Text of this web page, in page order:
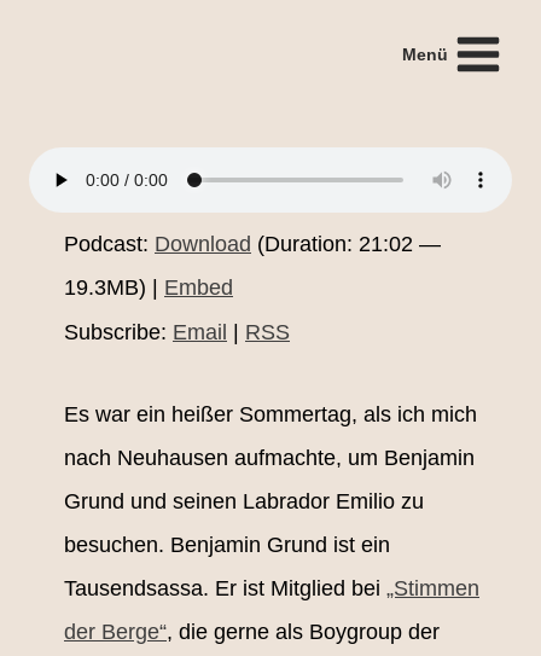
Menü
Podcast: Download (Duration: 21:02 —
19.3MB) | Embed
Subscribe: Email RSS
Es war ein heißer Sommertag, als ich mich
nach Neuhausen aufmachte, um Benjamin
Grund und seinen Labrador Emilio zu
besuchen. Benjamin Grund ist ein
Tausendsassa. Er ist Mitglied bei „Stimmen
der Berge“, die gerne als Boygroup der